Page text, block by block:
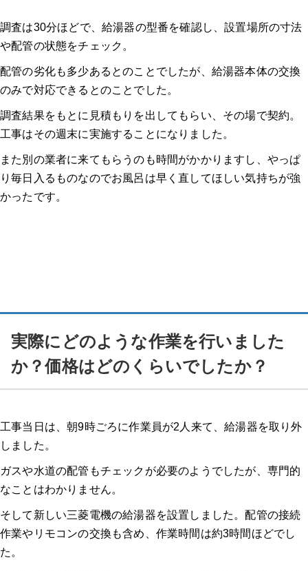
調査は30分ほどで、給湯器の型番を確認し、設置場所の寸法
や配管の状態をチェック。
配管の劣化も多少あるとのことでしたが、給湯器本体の交換
のみで対応できるとのことでした。
調査結果をもとに見積もりを出してもらい、その場で契約。
工事はその週末に実施することになりました。
また別の業者に来てもらうのも時間がかかりますし、やっぱ
り毎日入るものなのでお風呂は早く直してほしい気持ちが強
かったです。
実際にどのような作業を行いました
か？価格はどのくらいでしたか？
工事当日は、朝9時ごろに作業員が2人来て、給湯器を取り外
しました。
ガスや水道の配管もチェックが必要のようでしたが、専門的
なことはわかりません。
そして新しい三菱電機の給湯器を設置しました。配管の接続
作業やリモコンの交換も含め、作業時間は約3時間ほどでし
た。